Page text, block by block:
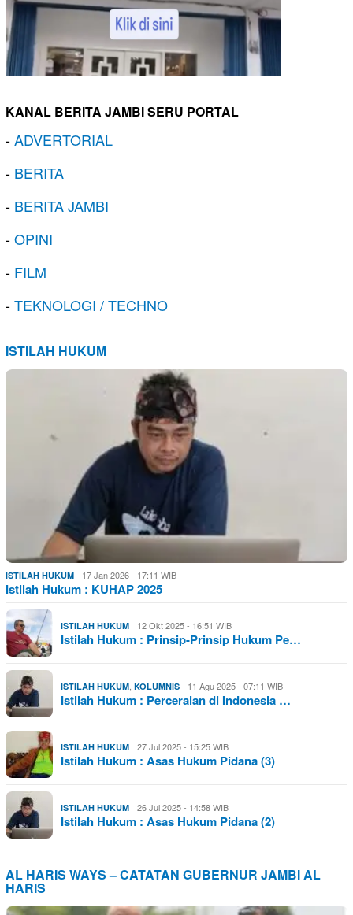
KANAL BERITA JAMBI SERU PORTAL
-ADVERTORIAL
- BERITA
- BERITA JAMBI
-OPINI
- FILM
-TEKNOLOGI / TECHNO
ISTILAH HUKUM
ISTILAH HUKUM 17 Jan 2026 - 17:11 WIB
Istilah Hukum : KUHAP 2025
ISTILAH HUKUM 12 Okt 2025 - 16:51 WIB
Istilah Hukum : Prinsip-Prinsip Hukum Pe…
ISTILAH HUKUM KOLUMNIS 11 Agu 2025 - 07:11 WIB
Istilah Hukum : Perceraian di Indonesia …
ISTILAH HUKUM 27 Jul 2025 - 15:25 WIB
Istilah Hukum : Asas Hukum Pidana (3)
ISTILAH HUKUM 26 Jul 2025 - 14:58 WIB
Istilah Hukum : Asas Hukum Pidana (2)
AL HARIS WAYS – CATATAN GUBERNUR JAMBI AL
HARIS